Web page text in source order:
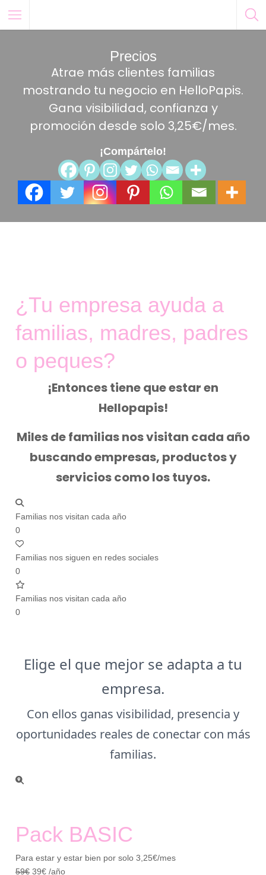
Precios
Atrae más clientes familias
mostrando tu negocio en HelloPapis.
Gana visibilidad, confianza y
promoción desde solo 3,25€/mes.
¡Compártelo!
¿Tu empresa ayuda a
familias, madres, padres
o peques?
¡Entonces tiene que estar en
Hellopapis!
Miles de familias nos visitan cada año
buscando empresas, productos y
servicios como los tuyos.
Familias nos visitan cada año
0
Familias nos siguen en redes sociales
0
Familias nos visitan cada año
0
Elige el que mejor se adapta a tu
empresa.
Con ellos ganas visibilidad, presencia y
oportunidades reales de conectar con más
familias.
Pack BASIC
Para estar y estar bien por solo 3,25€/mes
59€ 39€ /año